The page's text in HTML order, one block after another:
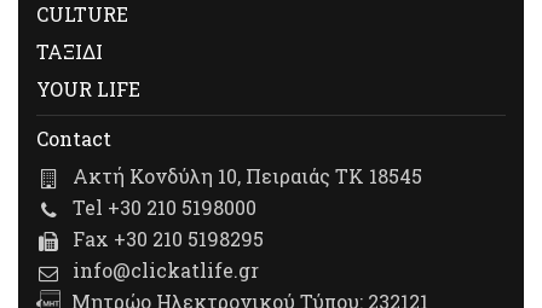
CULTURE
ΤΑΞΙΔΙ
YOUR LIFE
Contact
Ακτή Κονδύλη 10, Πειραιάς ΤΚ 18545
Tel +30 210 5198000
Fax +30 210 5198295
info@clickatlife.gr
Μητρώο Ηλεκτρονικού Τύπου: 232121